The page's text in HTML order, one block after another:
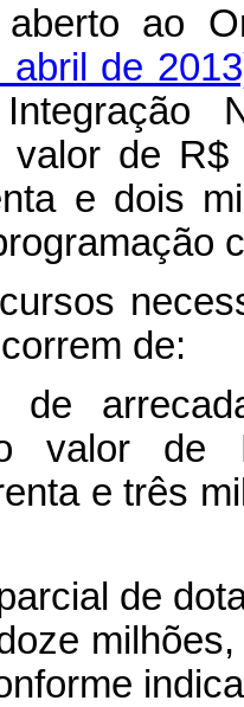
ao
abril de
valor de R$
e dois
de:
valor de
e três
de